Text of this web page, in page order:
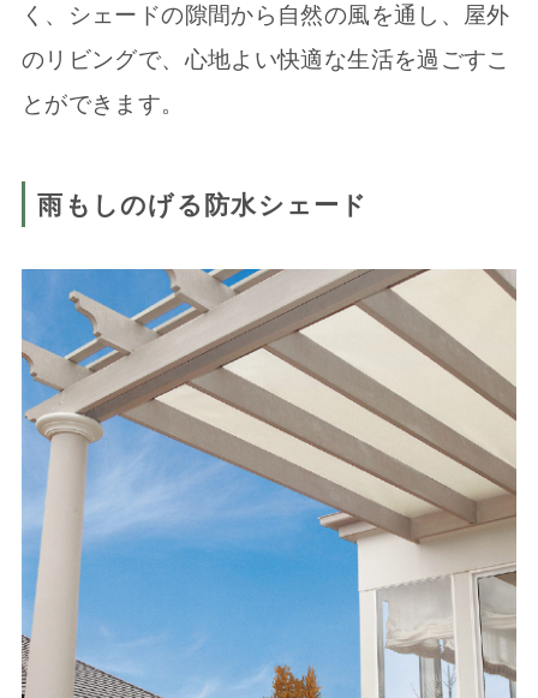
く、シェードの隙間から自然の風を通し、屋外
のリビングで、心地よい快適な生活を過ごすこ
とができます。
雨もしのげる防水シェード